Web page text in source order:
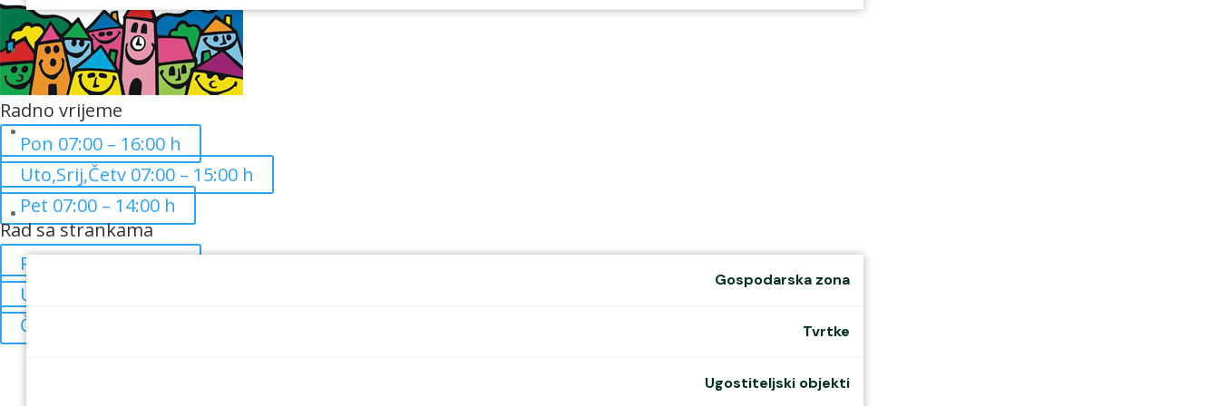
Gospodarska zona
Tvrtke
Ugostiteljski objekti
Radno vrijeme
Pon 07:00 – 16:00 h
Uto,Srij,Četv 07:00 – 15:00 h
Pet 07:00 – 14:00 h
Rad sa strankama
Pon 08:00 – 16:00 h
Uto 08:00 – 14:00 h
Čet 08:00 – 14:00 h